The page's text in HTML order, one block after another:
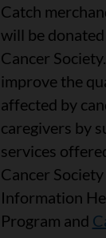
Catch
will be
Cancer
improve the
affected by
caregivers by
services
Cancer
Information
Program and